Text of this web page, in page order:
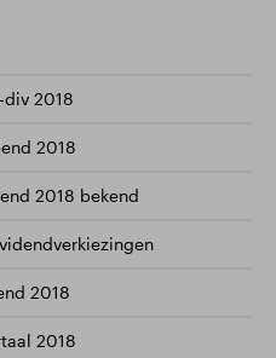
2018
2018
2018 bekend
2018
2018